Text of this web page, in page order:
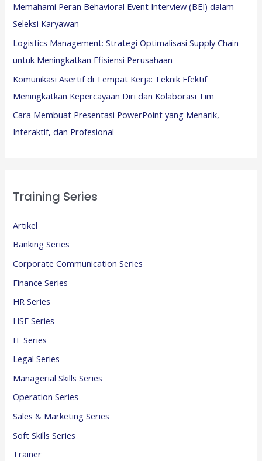
Memahami Peran Behavioral Event Interview (BEI) dalam
Seleksi Karyawan
Logistics Management: Strategi Optimalisasi Supply Chain
untuk Meningkatkan Efisiensi Perusahaan
Komunikasi Asertif di Tempat Kerja: Teknik Efektif
Meningkatkan Kepercayaan Diri dan Kolaborasi Tim
Cara Membuat Presentasi PowerPoint yang Menarik,
Interaktif, dan Profesional
Training Series
Artikel
Banking Series
Corporate Communication Series
Finance Series
HR Series
HSE Series
IT Series
Legal Series
Managerial Skills Series
Operation Series
Sales & Marketing Series
Soft Skills Series
Trainer